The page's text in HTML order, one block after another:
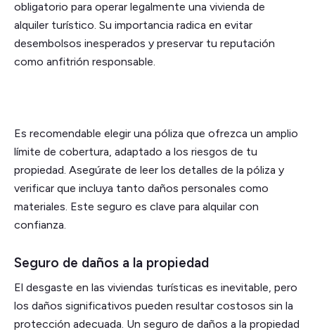
obligatorio para operar legalmente una vivienda de
alquiler turístico. Su importancia radica en evitar
desembolsos inesperados y preservar tu reputación
como anfitrión responsable.
Es recomendable elegir una póliza que ofrezca un amplio
límite de cobertura, adaptado a los riesgos de tu
propiedad. Asegúrate de leer los detalles de la póliza y
verificar que incluya tanto daños personales como
materiales. Este seguro es clave para alquilar con
confianza.
Seguro de daños a la propiedad
El desgaste en las viviendas turísticas es inevitable, pero
los daños significativos pueden resultar costosos sin la
protección adecuada. Un seguro de daños a la propiedad